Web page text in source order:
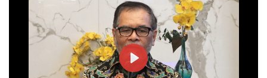
Play